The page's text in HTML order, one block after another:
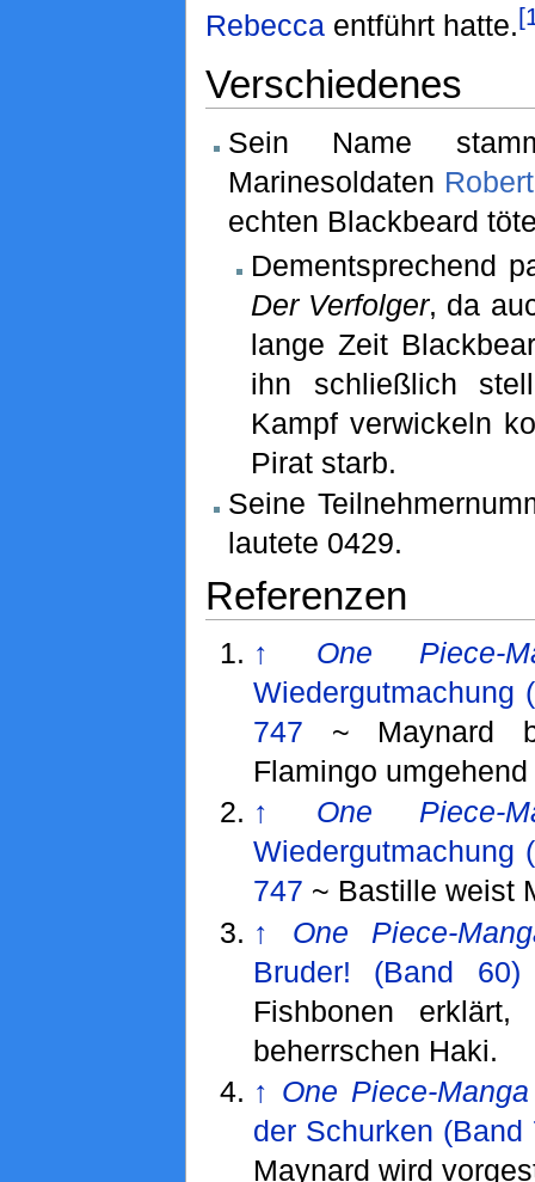
Rebeccaentführt hatte.
Verschiedenes
Sein Name
Marinesoldaten
echten Blackbeard
Dementsprechend
Der Verfolger, da
lange Zeit
ihn schließlich
Kampf verwickeln
Pirat starb.
Seine
lautete 0429.
Referenzen
↑
One Piece-
Wiedergutmachung
747 ~ Maynard
Flamingo
↑
One Piece-
Wiedergutmachung
747 ~ Bastille weist
↑
One Piece-
Bruder! (Band 60)
Fishbonen erklärt,
beherrschen Haki.
↑ One Piece-Manga
der Schurken (Band
Maynard wird